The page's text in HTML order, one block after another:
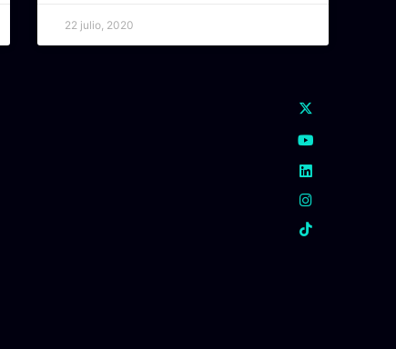
22 julio, 2020